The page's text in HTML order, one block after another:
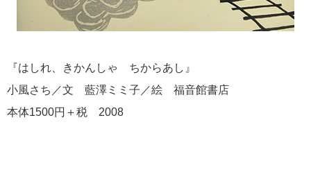
『はしれ、きかんしゃ ちからあし』
小風さち／文 藍澤ミミ子／絵 福音館書店
本体1500円＋税 2008